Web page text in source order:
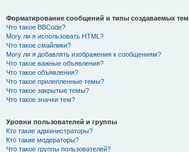
Форматирование сообщений и типы создаваемых тем
Что такое BBCode?
Могу ли я использовать HTML?
Что такое смайлики?
Могу ли я добавлять изображения к сообщениям?
Что такое важные объявления?
Что такое объявления?
Что такое прилепленные темы?
Что такое закрытые темы?
Что такое значки тем?
Уровни пользователей и группы
Кто такие администраторы?
Кто такие модераторы?
Что такое группы пользователей?